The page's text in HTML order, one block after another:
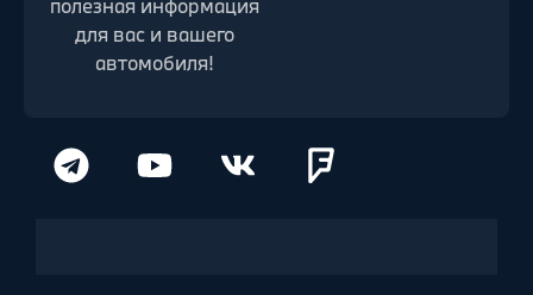
для вас и вашего
автомобиля!